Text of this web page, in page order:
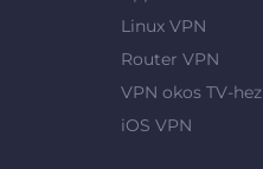
Linux VPN
Router VPN
VPN okos TV-hez
iOS VPN